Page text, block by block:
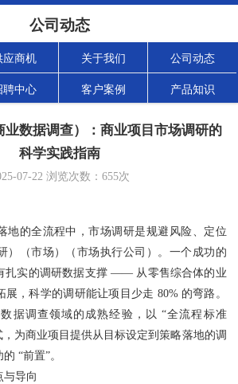
公司动态
应商机 关于我们 公司动态
聘中心 客户案例 产品知识
业数据调查）：商业项目市场调研的
科学实践指南
07-22浏览次数： 655次
地的全流程中，市场调研是规避风险、定位
）（市场）（市场执行公司）。一个成功的
扎实的调研数据支撑 —— 从零售综合体的业
，科学的调研能让项目少走 80% 的弯路。
据调查领域的成熟经验，以 “全流程标准
为商业项目提供从目标设定到策略落地的调
“前置”。
与导向